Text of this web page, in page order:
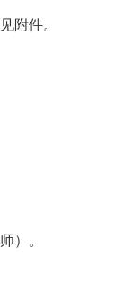
附件。
）。